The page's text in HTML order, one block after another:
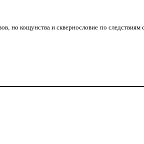
кощунства и сквернословие по следствиям